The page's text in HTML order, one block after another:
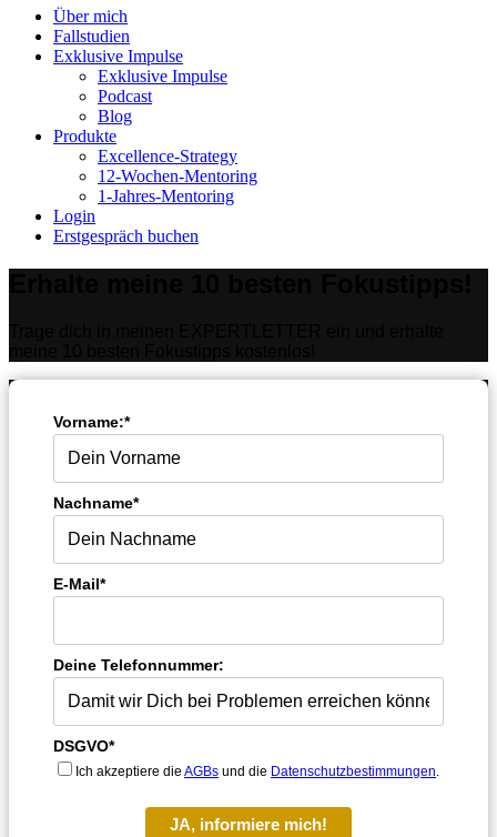
Close
Menu
Über mich
Fallstudien
Exklusive Impulse
Exklusive Impulse
Podcast
Blog
Produkte
Excellence-Strategy
12-Wochen-Mentoring
1-Jahres-Mentoring
Login
Erstgespräch buchen
Vorname:*
Nachname*
E-Mail*
Deine Telefonnummer:
DSGVO*
Ich akzeptiere die AGBs und die Datenschutzbestimmungen
JA, informiere mich!